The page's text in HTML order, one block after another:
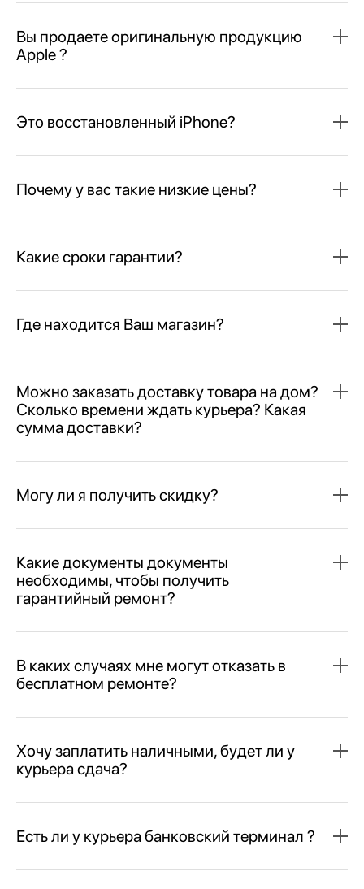
Вы продаете оригинальную продукцию
Apple ?
Это восстановленный iPhone?
Почему у вас такие низкие цены?
Какие сроки гарантии?
Где находится Ваш магазин?
Можно заказать доставку товара на дом?
Сколько времени ждать курьера? Какая
сумма доставки?
Могу ли я получить скидку?
Какие документы документы
необходимы, чтобы получить
гарантийный ремонт?
В каких случаях мне могут отказать в
бесплатном ремонте?
Хочу заплатить наличными, будет ли у
курьера сдача?
Есть ли у курьера банковский терминал ?